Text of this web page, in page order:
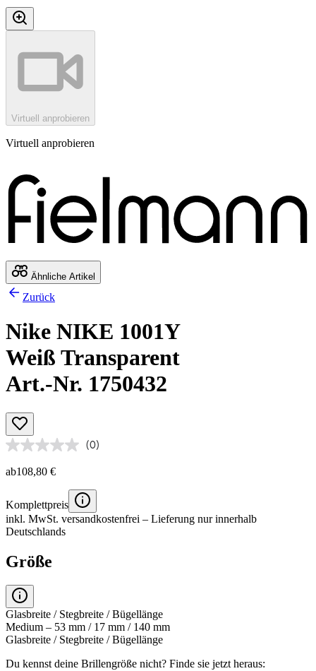
Virtuell anprobieren
Virtuell anprobieren
Ähnliche Artikel
Zurück
Nike NIKE 1001Y
Weiß Transparent
Art.-Nr. 1750432
(0)
ab108,80 €
Komplettpreis
inkl. MwSt. versandkostenfrei – Lieferung nur innerhalb
Deutschlands
Größe
Glasbreite / Stegbreite / Bügellänge
Medium – 53 mm / 17 mm / 140 mm
Glasbreite / Stegbreite / Bügellänge
Du kennst deine Brillengröße nicht? Finde sie jetzt heraus: